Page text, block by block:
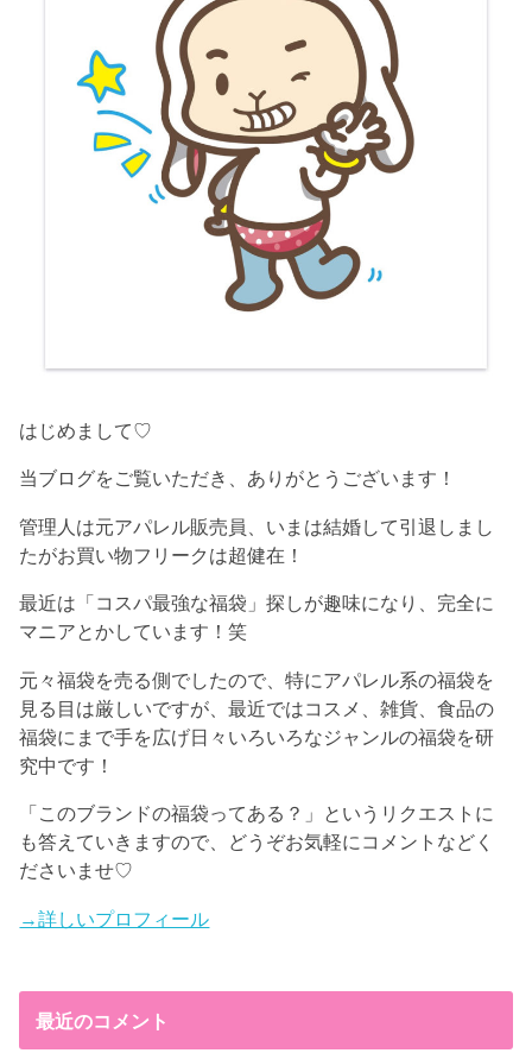
はじめまして♡
当ブログをご覧いただき、ありがとうございます！
管理人は元アパレル販売員、いまは結婚して引退しまし
たがお買い物フリークは超健在！
最近は「コスパ最強な福袋」探しが趣味になり、完全に
マニアとかしています！笑
元々福袋を売る側でしたので、特にアパレル系の福袋を
見る目は厳しいですが、最近ではコスメ、雑貨、食品の
福袋にまで手を広げ日々いろいろなジャンルの福袋を研
究中です！
「このブランドの福袋ってある？」というリクエストに
も答えていきますので、どうぞお気軽にコメントなどく
ださいませ♡
→詳しいプロフィール
最近のコメント